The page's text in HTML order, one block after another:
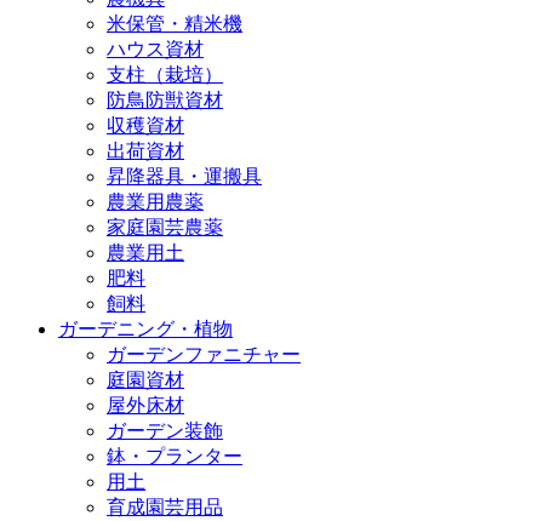
米保管・精米機
ハウス資材
支柱（栽培）
防鳥防獣資材
収穫資材
出荷資材
昇降器具・運搬具
農業用農薬
家庭園芸農薬
農業用土
肥料
飼料
ガーデニング・植物
ガーデンファニチャー
庭園資材
屋外床材
ガーデン装飾
鉢・プランター
用土
育成園芸用品